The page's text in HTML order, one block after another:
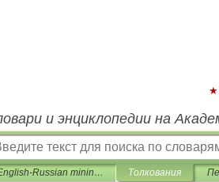
и энциклопедии на
English-Russian mining dictionary Толкования